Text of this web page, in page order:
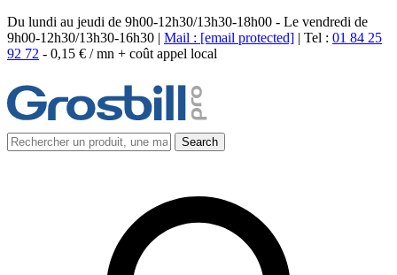
Du lundi au jeudi de 9h00-12h30/13h30-18h00 - Le vendredi de
9h00-12h30/13h30-16h30 | Mail : [email protected] | Tel : 01 84 25
92 72 - 0,15 € / mn + coût appel local